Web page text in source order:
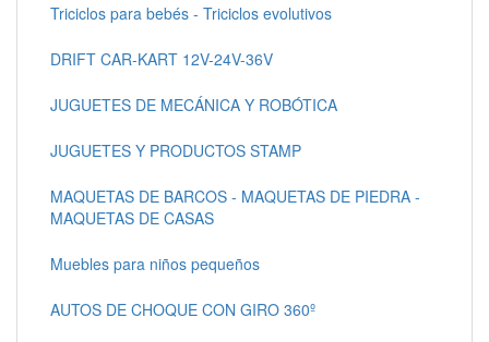
Triciclos para bebés - Triciclos evolutivos
DRIFT CAR-KART 12V-24V-36V
JUGUETES DE MECÁNICA Y ROBÓTICA
JUGUETES Y PRODUCTOS STAMP
MAQUETAS DE BARCOS - MAQUETAS DE PIEDRA -
MAQUETAS DE CASAS
Muebles para niños pequeños
AUTOS DE CHOQUE CON GIRO 360º